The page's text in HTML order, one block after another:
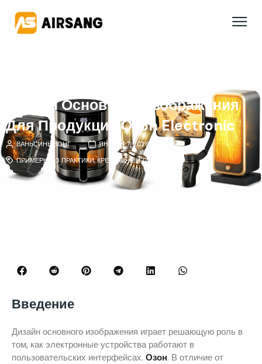
Дизайн Основного Изображения
Для Продукции Ozon Electronic
ВАНЬСИНЬ ВОНГ
ЯНВАРЬ 7, 2026
ПРИМЕРЫ ИЗ ПРАКТИКИ,КРЕАТИВНЫЙ ДИЗАЙН
Введение
Дизайн основного изображения играет решающую роль в
том, как электронные устройства работают в
пользовательских интерфейсах. Озон. В отличие от